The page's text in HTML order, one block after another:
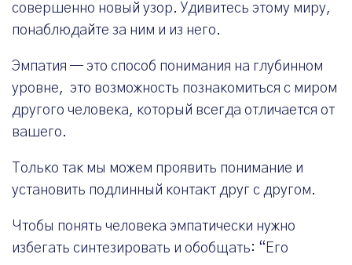
совершенно новый узор. Удивитесь этому миру,
понаблюдайте за ним и из него.
Эмпатия — это способ понимания на глубинном
уровне, это возможность познакомиться с миром
другого человека, который всегда отличается от
вашего.
Только так мы можем проявить понимание и
установить подлинный контакт друг с другом.
Чтобы понять человека эмпатически нужно
избегать синтезировать и обобщать: “Его